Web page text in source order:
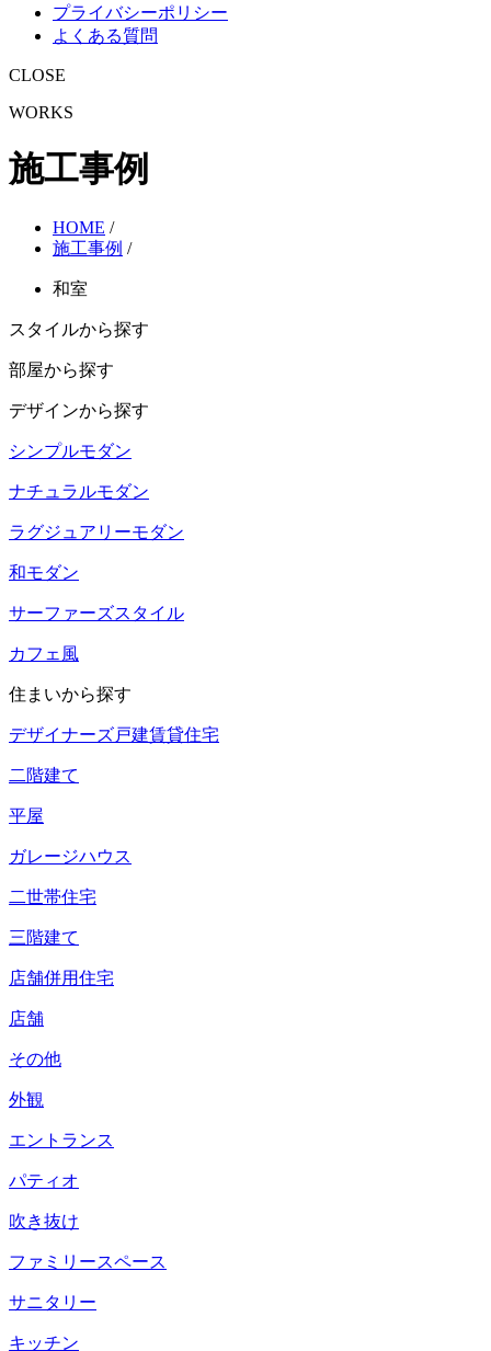
プライバシーポリシー
よくある質問
CLOSE
WORKS
施工事例
HOME /
施工事例 /
和室
スタイルから探す
部屋から探す
デザインから探す
シンプルモダン
ナチュラルモダン
ラグジュアリーモダン
和モダン
サーファーズスタイル
カフェ風
住まいから探す
デザイナーズ戸建賃貸住宅
二階建て
平屋
ガレージハウス
二世帯住宅
三階建て
店舗併用住宅
店舗
その他
外観
エントランス
パティオ
吹き抜け
ファミリースペース
サニタリー
キッチン